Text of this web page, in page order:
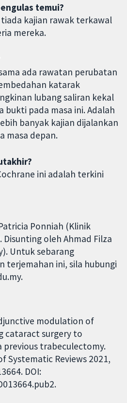
temui?
kajian rawak terkawal
mereka.
ada rawatan perubatan
katarak
lubang saliran kekal
bukti pada masa ini. Adalah
banyak kajian dijalankan
masa depan.
ini adalah terkini
Ponniah (Klinik
Disunting oleh Ahmad Filza
Untuk sebarang
terjemahan ini, sila hubungi
modulation of
cataract surgery to
previous trabeculectomy.
Systematic Reviews 2021,
DOI: